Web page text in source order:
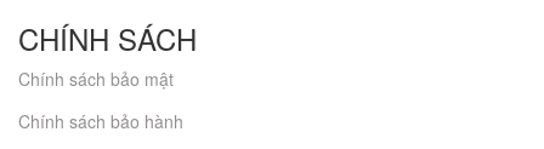
CHÍNH SÁCH
Chính sách bảo mật
Chính sách bảo hành